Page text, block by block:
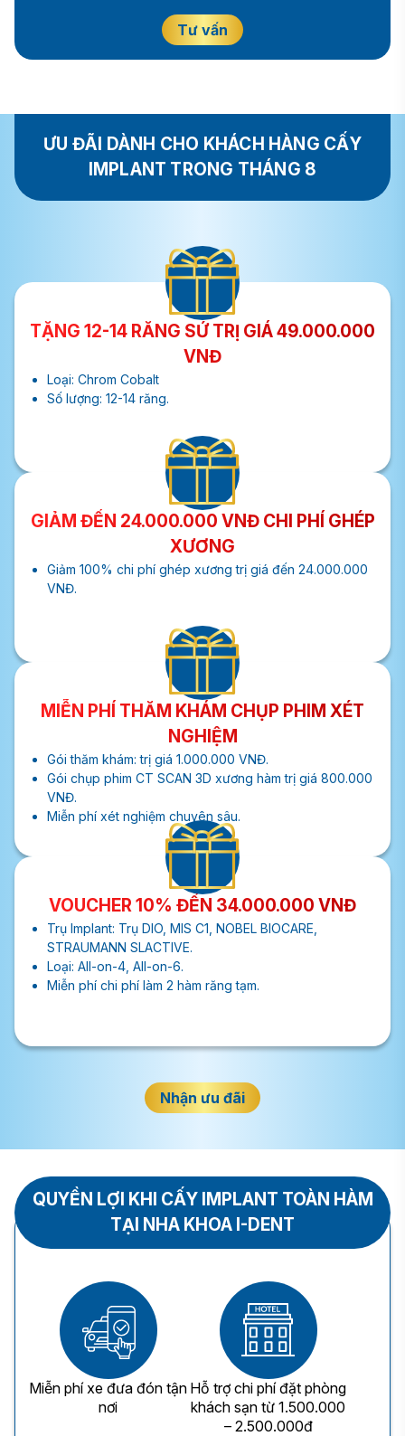
Tư vấn
ƯU ĐÃI DÀNH CHO KHÁCH HÀNG CẤY
IMPLANT TRONG THÁNG 8
TẶNG 12-14 RĂNG SỨ TRỊ GIÁ 49.000.000
VNĐ
Loại: Chrom Cobalt
Số lượng: 12-14 răng.
GIẢM ĐẾN 24.000.000 VNĐ CHI PHÍ GHÉP
XƯƠNG
Giảm 100% chi phí ghép xương trị giá đến 24.000.000
VNĐ.
MIỄN PHÍ THĂM KHÁM CHỤP PHIM XÉT
NGHIỆM
Gói thăm khám: trị giá 1.000.000 VNĐ.
Gói chụp phim CT SCAN 3D xương hàm trị giá 800.000
VNĐ.
Miễn phí xét nghiệm chuyên sâu.
VOUCHER 10% ĐẾN 34.000.000 VNĐ
Trụ Implant: Trụ DIO, MIS C1, NOBEL BIOCARE,
STRAUMANN SLACTIVE.
Loại: All-on-4, All-on-6.
Miễn phí chi phí làm 2 hàm răng tạm.
Nhận ưu đãi
QUYỀN LỢI KHI CẤY IMPLANT TOÀN HÀM
TẠI NHA KHOA I-DENT
Miễn phí xe đưa đón tận
nơi
Hỗ trợ chi phí đặt phòng
khách sạn từ 1.500.000
– 2.500.000đ